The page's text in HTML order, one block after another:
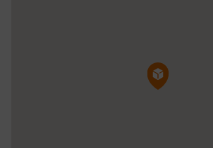
Pin de la carte